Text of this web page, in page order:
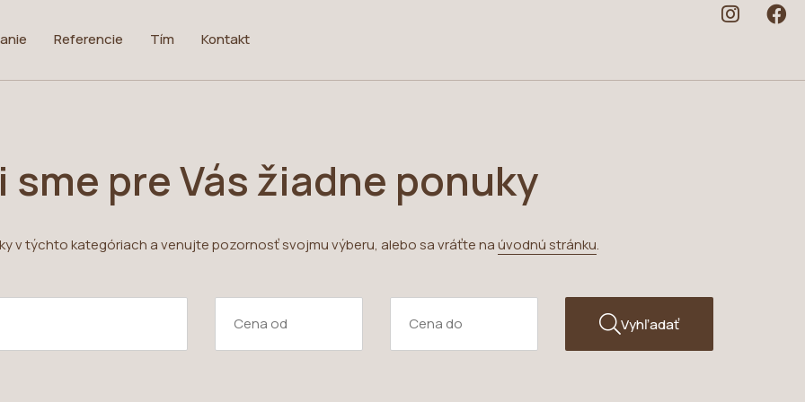
Referencie Tím Kontakt
sme pre Vás žiadne ponuky
v týchto kategóriach a venujte pozornosť svojmu výberu, alebo sa vráťte naúvodnú stránku.
Vyhľadať